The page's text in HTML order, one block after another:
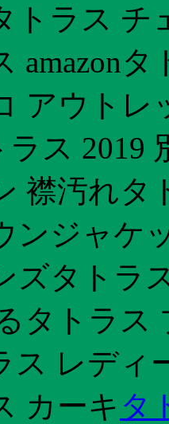
トラス チ
amazon
アウト
ス 2019
襟汚れ
ンジャケ
ズタトラ
タトラス
ス レディ
カーキ タ